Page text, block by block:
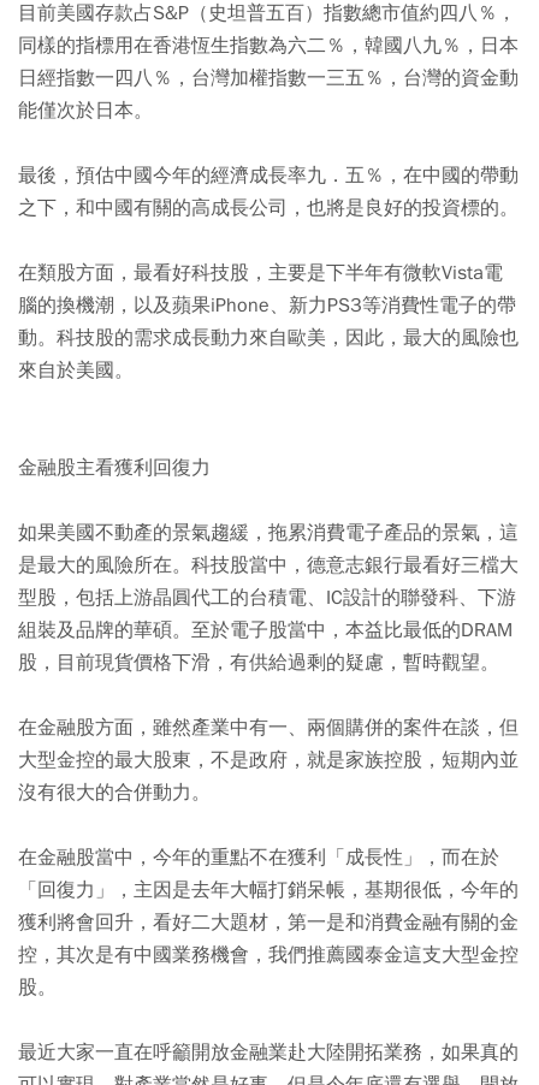
目前美國存款占S&P（史坦普五百）指數總市值約四八％，
同樣的指標用在香港恆生指數為六二％，韓國八九％，日本
日經指數一四八％，台灣加權指數一三五％，台灣的資金動
能僅次於日本。
最後，預估中國今年的經濟成長率九．五％，在中國的帶動
之下，和中國有關的高成長公司，也將是良好的投資標的。
在類股方面，最看好科技股，主要是下半年有微軟Vista電
腦的換機潮，以及蘋果iPhone、新力PS3等消費性電子的帶
動。科技股的需求成長動力來自歐美，因此，最大的風險也
來自於美國。
金融股主看獲利回復力
如果美國不動產的景氣趨緩，拖累消費電子產品的景氣，這
是最大的風險所在。科技股當中，德意志銀行最看好三檔大
型股，包括上游晶圓代工的台積電、IC設計的聯發科、下游
組裝及品牌的華碩。至於電子股當中，本益比最低的DRAM
股，目前現貨價格下滑，有供給過剩的疑慮，暫時觀望。
在金融股方面，雖然產業中有一、兩個購併的案件在談，但
大型金控的最大股東，不是政府，就是家族控股，短期內並
沒有很大的合併動力。
在金融股當中，今年的重點不在獲利「成長性」，而在於
「回復力」，主因是去年大幅打銷呆帳，基期很低，今年的
獲利將會回升，看好二大題材，第一是和消費金融有關的金
控，其次是有中國業務機會，我們推薦國泰金這支大型金控
股。
最近大家一直在呼籲開放金融業赴大陸開拓業務，如果真的